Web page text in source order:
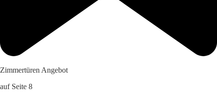
Zimmertüren Angebot
auf Seite 8